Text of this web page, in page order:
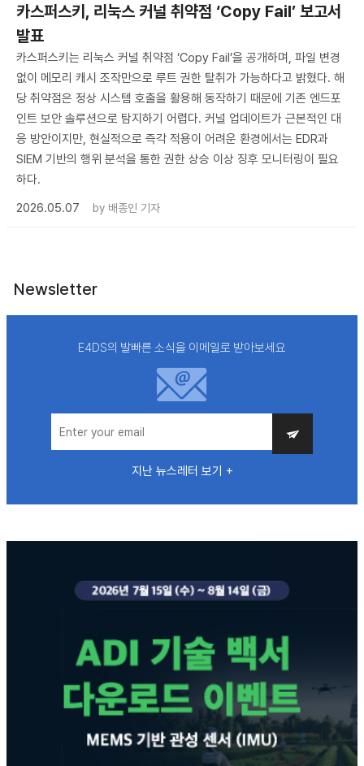
카스퍼스키, 리눅스 커널 취약점 ‘Copy Fail’ 보고서
발표
카스퍼스키는 리눅스 커널 취약점 ‘Copy Fail’을 공개하며, 파일 변경
없이 메모리 캐시 조작만으로 루트 권한 탈취가 가능하다고 밝혔다. 해
당 취약점은 정상 시스템 호출을 활용해 동작하기 때문에 기존 엔드포
인트 보안 솔루션으로 탐지하기 어렵다. 커널 업데이트가 근본적인 대
응 방안이지만, 현실적으로 즉각 적용이 어려운 환경에서는 EDR과
SIEM 기반의 행위 분석을 통한 권한 상승 이상 징후 모니터링이 필요
하다.
2026.05.07
by 배종인 기자
Newsletter
E4DS의 발빠른 소식을 이메일로 받아보세요
지난 뉴스레터 보기 +